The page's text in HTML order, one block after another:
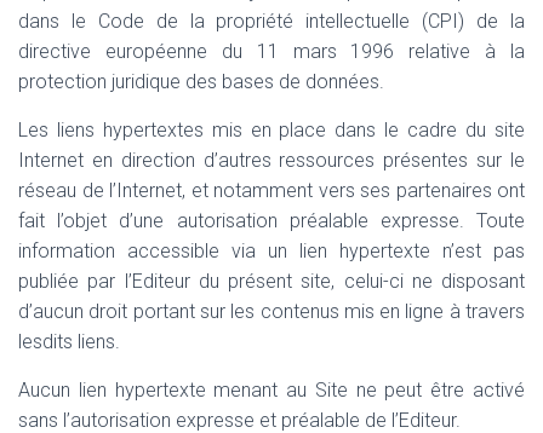
dans le Code de la propriété intellectuelle (CPI) de la
directive européenne du 11 mars 1996 relative à la
protection juridique des bases de données.
Les liens hypertextes mis en place dans le cadre du site
Internet en direction d’autres ressources présentes sur le
réseau de l’Internet, et notamment vers ses partenaires ont
fait l’objet d’une autorisation préalable expresse. Toute
information accessible via un lien hypertexte n’est pas
publiée par l’Editeur du présent site, celui-ci ne disposant
d’aucun droit portant sur les contenus mis en ligne à travers
lesdits liens.
Aucun lien hypertexte menant au Site ne peut être activé
sans l’autorisation expresse et préalable de l’Editeur.